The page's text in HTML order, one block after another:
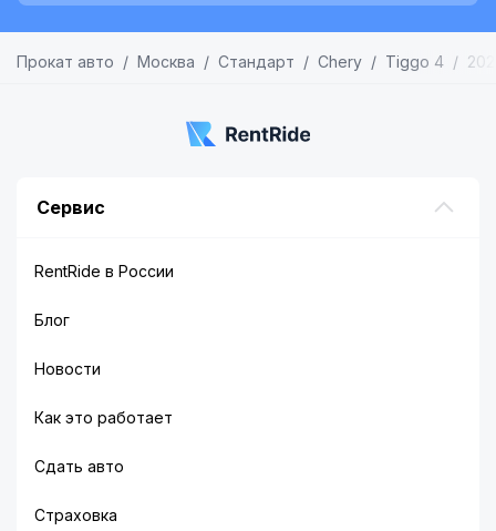
Прокат авто Москва Стандарт Chery Tiggo 4
Сервис
RentRide в России
Блог
Новости
Как это работает
Сдать авто
Страховка